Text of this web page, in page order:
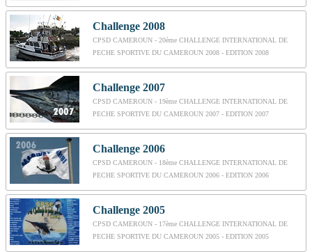
Challenge 2008
CPSD CAMEROUN - 20ème CHALLENGE INTERNATIONAL DE
PECHE SPORTIVE DU CAMEROUN 2008 - EDITION 2008
Challenge 2007
CPSD CAMEROUN - 19ème CHALLENGE INTERNATIONAL DE
PECHE SPORTIVE DU CAMEROUN 2007 - EDITION 2007
Challenge 2006
CPSD CAMEROUN - 18ème CHALLENGE INTERNATIONAL DE
PECHE SPORTIVE DU CAMEROUN 2006 - EDITION 2006
Challenge 2005
CPSD CAMEROUN - 17ème CHALLENGE INTERNATIONAL DE
PECHE SPORTIVE DU CAMEROUN 2005 - EDITION 2005